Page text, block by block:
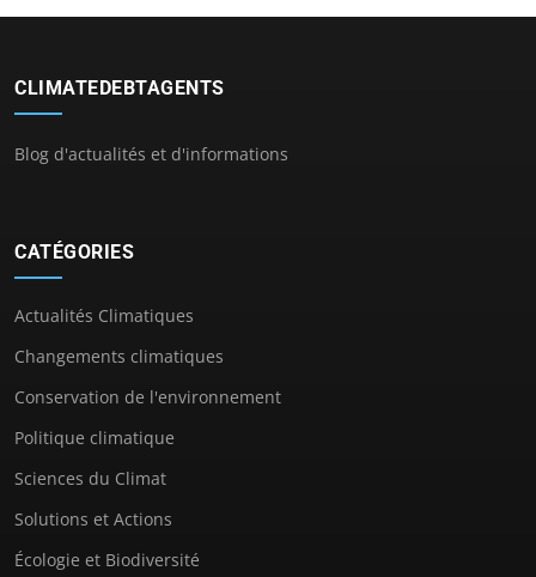
CLIMATEDEBTAGENTS
Blog d'actualités et d'informations
CATÉGORIES
Actualités Climatiques
Changements climatiques
Conservation de l'environnement
Politique climatique
Sciences du Climat
Solutions et Actions
Écologie et Biodiversité